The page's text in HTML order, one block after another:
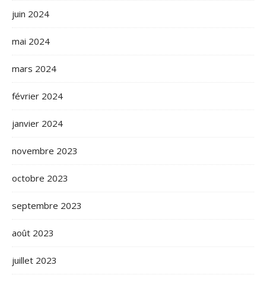
juin 2024
mai 2024
mars 2024
février 2024
janvier 2024
novembre 2023
octobre 2023
septembre 2023
août 2023
juillet 2023